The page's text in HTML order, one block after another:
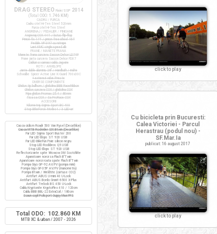
click to play
Cu bicicleta prin Bucuresti:
Calea Victoriei - Parcul
Herastrau (podul nou) -
SF.Mar.Ia
publicat: 16 august 2017
click to play
DRAG STEREO Fixie/SSP 2014
(Total ODO: 1.746 KM )
CADRU / FURCA
Cadru otel Hi-Ten Steel 520mm
Furca otel Hi-Ten Steel
ANGRENAJ / PEDALIER / PINIOANE
Angrenaj COX 44T / butuc flip-flop
Pinion fix 17T / pinion freewheel 16T
Pedale VP-397 cu ratrape
Lant KMC single-speed alb
FRANE / MANETE FRANA
Manete frana cursiera Saccon Dekor LD74P
Frane janta cursiera Saccon Dekor FD07
Cabluri si camasi cablu Jagwire
ROTI / ANVELOPE
Jante duble aluminiu 28" / Handbuilt / inalte
Schwalbe Spicer Active Line K-Guard 700x30C
+ extensii valve Presta
DIVERSE COMPONENTE
Ghidon tip bullhorn / ghidolina BBB RaceRibbon
Ghidon cursiera COX / ghidolina COX
Pipa ghidon Promax 25.4 / 80mm
Tisa sa COX / Sa ProRace COX
ACCESORII
Kilometraj Sigma Sport BC 400
Stop BikeForce Modest / 3 LED-uri
Casca ciclism Roadr 500 Van Rysel (Decathlon)
Casca MTB Rockrider SIX Btwin (Decathlon)
Far LED Sigma Sport Buster 200
Far LED Elops ST 920 USB
Far LED BikeFun Pixie silicon negru
Stop LED Rockbros Q5 USB
Stop LED Elops ST 920 USB
Reflectorizante spite Wowow 3M Scotchlite
Aparatoare noroi sa Flash B'Twin
Aparatoare noroi roata spate Flash B'Twin
Pompa Giyo GP-92 AV/FV (pompa mini)
Pompa Giyo GF-35P AV/FV (manometru)
Pompa Btwin / Weldtite (cartuse CO2)
Antifurt ABUS U-mini 40 U-Lock
Antifurt ABUS Bordo Granit 6500 X-Plus
Antifurt Trelock BS 450 U-Lock
Cablu Kryptonite KryptoFlex 410 / 120cm
Cablu BBB BBL-22 ExtraCoil / 180cm
Scaun copil Polisport Guppy Maxi FFS
Total ODO: 102.860 KM
MTB XC & urban / 2007 - 2026